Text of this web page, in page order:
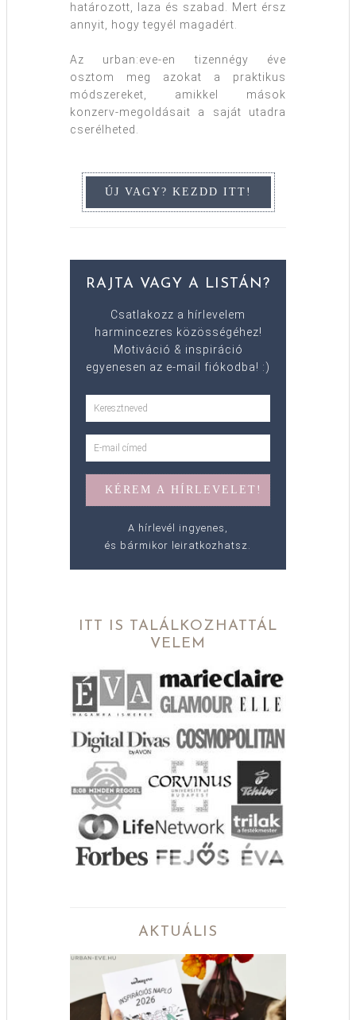
határozott, laza és szabad. Mert érsz
annyit, hogy tegyél magadért.
Az urban:eve-en tizennégy éve
osztom meg azokat a praktikus
módszereket, amikkel mások
konzerv-megoldásait a saját utadra
cserélheted.
RAJTA VAGY A LISTÁN?
Csatlakozz a hírlevelem
harmincezres közösségéhez!
Motiváció & inspiráció
egyenesen az e-mail fiókodba! :)
A hírlevél ingyenes,
és bármikor leiratkozhatsz.
ITT IS TALÁLKOZHATTÁL
VELEM
AKTUÁLIS